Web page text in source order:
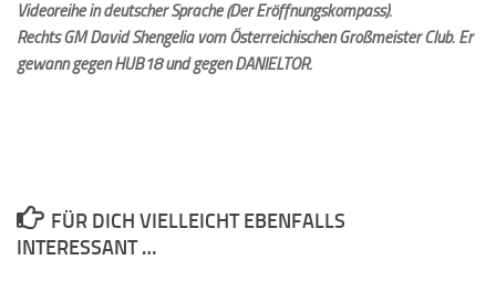
Videoreihe in deutscher Sprache (Der Eröffnungskompass).
Rechts GM David Shengelia vom Österreichischen Großmeister Club. Er
gewann gegen HUB18 und gegen DANIELTOR.
FÜR DICH VIELLEICHT EBENFALLS
INTERESSANT …